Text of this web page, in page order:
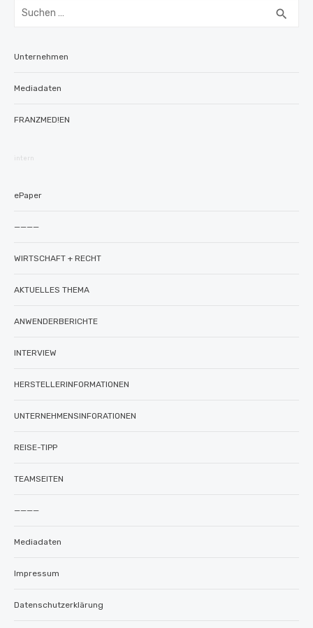
Suchen
search
Unternehmen
Mediadaten
FRANZMED!EN
intern
ePaper
————
WIRTSCHAFT + RECHT
AKTUELLES THEMA
ANWENDERBERICHTE
INTERVIEW
HERSTELLERINFORMATIONEN
UNTERNEHMENSINFORATIONEN
REISE-TIPP
TEAMSEITEN
————
Mediadaten
Impressum
Datenschutzerklärung